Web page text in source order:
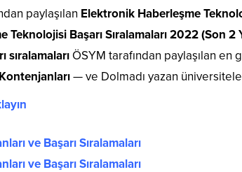
paylaşılan Elektronik Haberleşme
Başarı Sıralamaları 2022 (Son 2
sıralamaları ÖSYM tarafından paylaşılan en
— ve Dolmadı yazan
ve Başarı Sıralamaları
ve Başarı Sıralamaları